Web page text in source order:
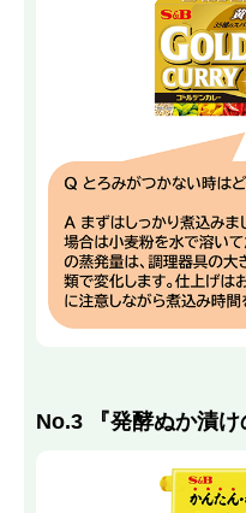
No.3 『発酵ぬか漬